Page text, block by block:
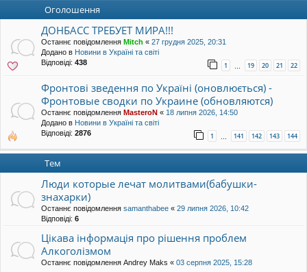
Оголошення
ДОНБАСС ТРЕБУЕТ МИРА!!!
Останнє повідомлення Mitch « 27 грудня 2025, 20:31
Додано в Новини в Україні та світі
Відповіді: 438 1 … 19 20 21 22
Фронтові зведення по Україні (оновлюється) -
Фронтовые сводки по Украине (обновляются)
Останнє повідомлення MasteroN « 18 липня 2026, 14:50
Додано в Новини в Україні та світі
Відповіді: 2876 1 … 141 142 143 144
Тем
Люди которые лечат молитвами(бабушки-
знахарки)
Останнє повідомлення samanthabee « 29 липня 2026, 10:42
Відповіді: 6
Цікава інформація про рішення проблем
Алкоголізмом
Останнє повідомлення Andrey Maks « 03 серпня 2025, 15:28